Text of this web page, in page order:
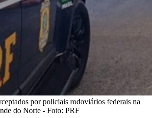
por policiais rodoviários federais na
do Norte - Foto: PRF